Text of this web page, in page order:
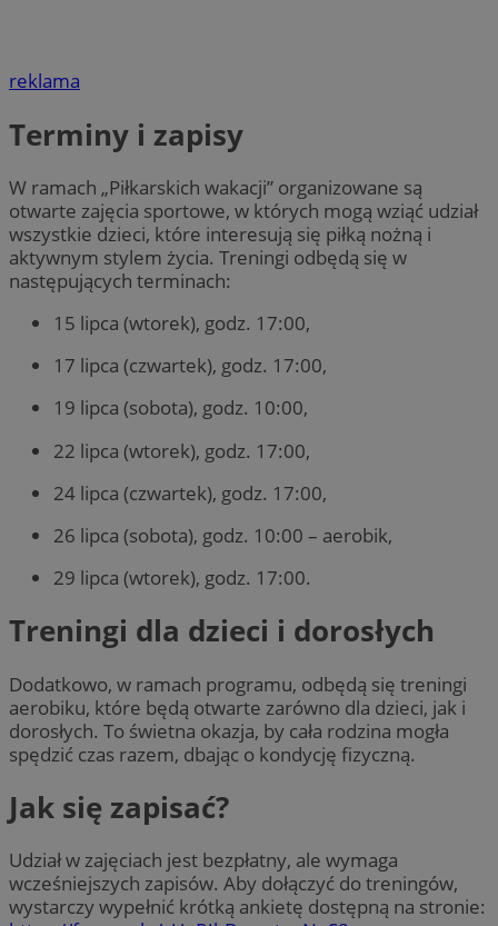
reklama
Terminy i zapisy
W ramach „Piłkarskich wakacji” organizowane są
otwarte zajęcia sportowe, w których mogą wziąć udział
wszystkie dzieci, które interesują się piłką nożną i
aktywnym stylem życia. Treningi odbędą się w
następujących terminach:
15 lipca (wtorek), godz. 17:00,
17 lipca (czwartek), godz. 17:00,
19 lipca (sobota), godz. 10:00,
22 lipca (wtorek), godz. 17:00,
24 lipca (czwartek), godz. 17:00,
26 lipca (sobota), godz. 10:00 – aerobik,
29 lipca (wtorek), godz. 17:00.
Treningi dla dzieci i dorosłych
Dodatkowo, w ramach programu, odbędą się treningi
aerobiku, które będą otwarte zarówno dla dzieci, jak i
dorosłych. To świetna okazja, by cała rodzina mogła
spędzić czas razem, dbając o kondycję fizyczną.
Jak się zapisać?
Udział w zajęciach jest bezpłatny, ale wymaga
wcześniejszych zapisów. Aby dołączyć do treningów,
wystarczy wypełnić krótką ankietę dostępną na stronie: